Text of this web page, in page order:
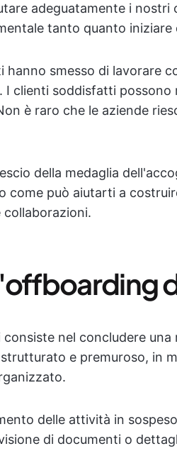
adeguatamente i nostri
tanto quanto iniziare
hanno smesso di lavorare
I clienti soddisfatti
è raro che le aziende
della medaglia
come può aiutarti a
collaborazioni.
nel concludere
e premuroso, in
delle attività in
di documenti o